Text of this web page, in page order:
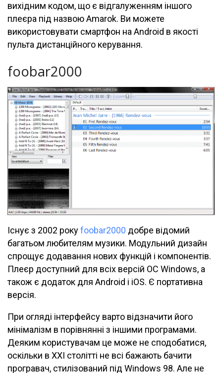
вихідним кодом, що є відгалуженням іншого
плеєра під назвою Amarok. Ви можете
використовувати смартфон на Android в якості
пульта дистанційного керування.
foobar2000
Існує з 2002 рокуfoobar2000 добре відомий
багатьом любителям музики. Модульний дизайн
спрощує додавання нових функцій і компонентів.
Плеєр доступний для всіх версій ОС Windows, а
також є додаток для Android і iOS. Є портативна
версія.
При огляді інтерфейсу варто відзначити його
мінімалізм в порівнянні з іншими програмами.
Деяким користувачам це може не сподобатися,
оскільки в XXI столітті не всі бажають бачити
програвач, стилізований під Windows 98. Але не